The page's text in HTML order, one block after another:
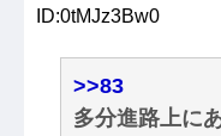
ID:0tMJz3Bw0
>>83
多分進路上に